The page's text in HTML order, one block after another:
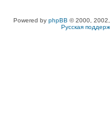
Powered by phpBB © 2000,
Русская